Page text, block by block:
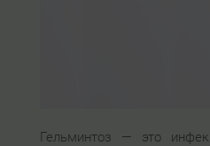
Гельминтоз — это